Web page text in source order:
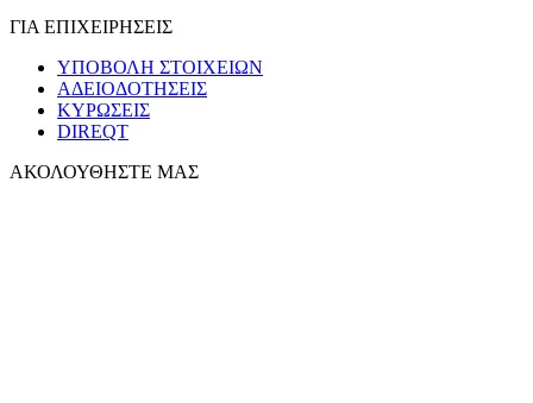
ΓΙΑ ΕΠΙΧΕΙΡΗΣΕΙΣ
ΥΠΟΒΟΛΗ ΣΤΟΙΧΕΙΩΝ
ΑΔΕΙΟΔΟΤΗΣΕΙΣ
ΚΥΡΩΣΕΙΣ
DIREQT
ΑΚΟΛΟΥΘΗΣΤΕ ΜΑΣ